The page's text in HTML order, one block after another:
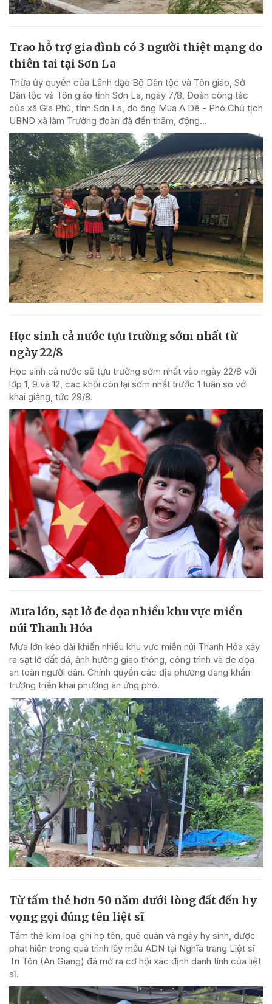
Trao hỗ trợ gia đình có 3 người thiệt mạng do
thiên tai tại Sơn La
Thừa ủy quyền của Lãnh đạo Bộ Dân tộc và Tôn giáo, Sở
Dân tộc và Tôn giáo tỉnh Sơn La, ngày 7/8, Đoàn công tác
của xã Gia Phù, tỉnh Sơn La, do ông Mùa A Dê - Phó Chủ tịch
UBND xã làm Trưởng đoàn đã đến thăm, động...
Học sinh cả nước tựu trường sớm nhất từ
ngày 22/8
Học sinh cả nước sẽ tựu trường sớm nhất vào ngày 22/8 với
lớp 1, 9 và 12, các khối còn lại sớm nhất trước 1 tuần so với
khai giảng, tức 29/8.
Mưa lớn, sạt lở đe dọa nhiều khu vực miền
núi Thanh Hóa
Mưa lớn kéo dài khiến nhiều khu vực miền núi Thanh Hóa xảy
ra sạt lở đất đá, ảnh hưởng giao thông, công trình và đe dọa
an toàn người dân. Chính quyền các địa phương đang khẩn
trương triển khai phương án ứng phó.
Từ tấm thẻ hơn 50 năm dưới lòng đất đến hy
vọng gọi đúng tên liệt sĩ
Tấm thẻ kim loại ghi họ tên, quê quán và ngày hy sinh, được
phát hiện trong quá trình lấy mẫu ADN tại Nghĩa trang Liệt sĩ
Tri Tôn (An Giang) đã mở ra cơ hội xác định danh tính của liệt
sĩ.